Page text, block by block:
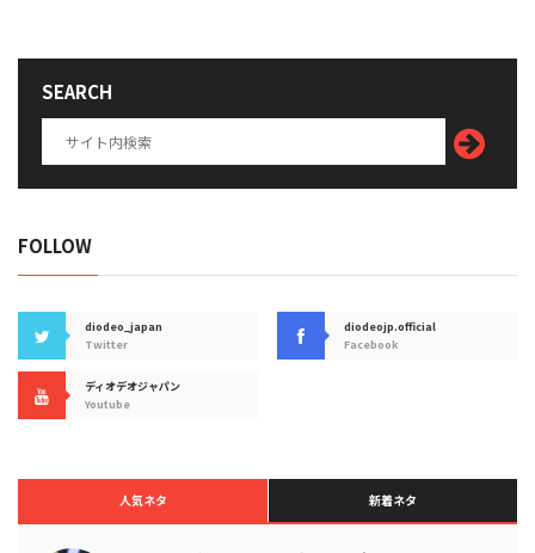
SEARCH
FOLLOW
diodeo_japan
Twitter
diodeojp.official
Facebook
ディオデオジャパン
Youtube
人気ネタ 新着ネタ